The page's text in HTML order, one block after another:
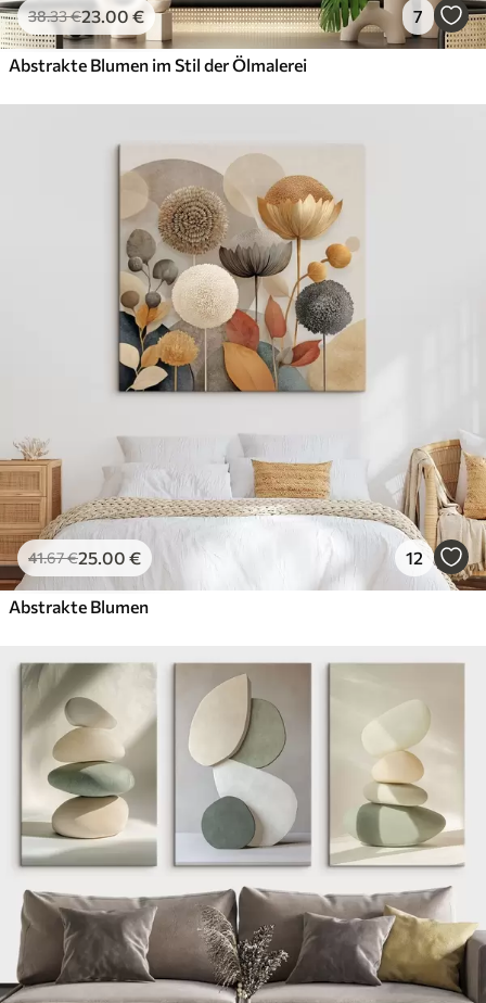
38.33€23.00 € 7
Abstrakte Blumen im Stil der Ölmalerei
41.67€25.00 € 12
Abstrakte Blumen